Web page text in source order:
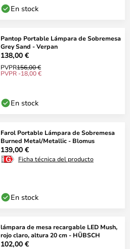
En stock
Pantop Portable Lámpara de Sobremesa
Grey Sand - Verpan
138,00 €
PVPR156,00 €
PVPR -18,00 €
En stock
Farol Portable Lámpara de Sobremesa
Burned Metal/Metallic - Blomus
139,00 €
Ficha técnica del producto
En stock
lámpara de mesa recargable LED Mush,
rojo claro, altura 20 cm - HÜBSCH
102,00 €